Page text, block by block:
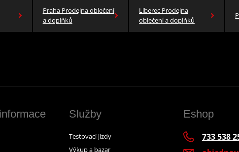
Praha Prodejna oblečení
a doplňků
Liberec Prodejna
oblečení a doplňků
Služby
Testovací jízdy
Výkup a bazar
Eshop
733 538